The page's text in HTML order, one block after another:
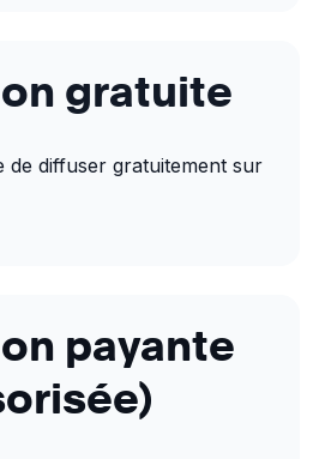
gratuite
de diffuser gratuitement sur
payante